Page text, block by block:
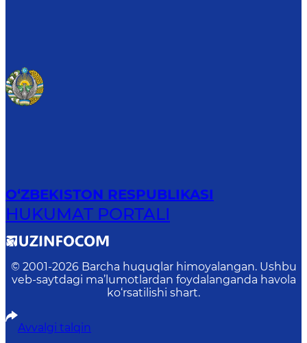
O‘ZBEKISTON RESPUBLIKASI
HUKUMAT PORTALI
© 2001-2026 Barcha huquqlar himoyalangan. Ushbu
veb-saytdagi ma’lumotlardan foydalanganda havola
ko‘rsatilishi shart.
Avvalgi talqin